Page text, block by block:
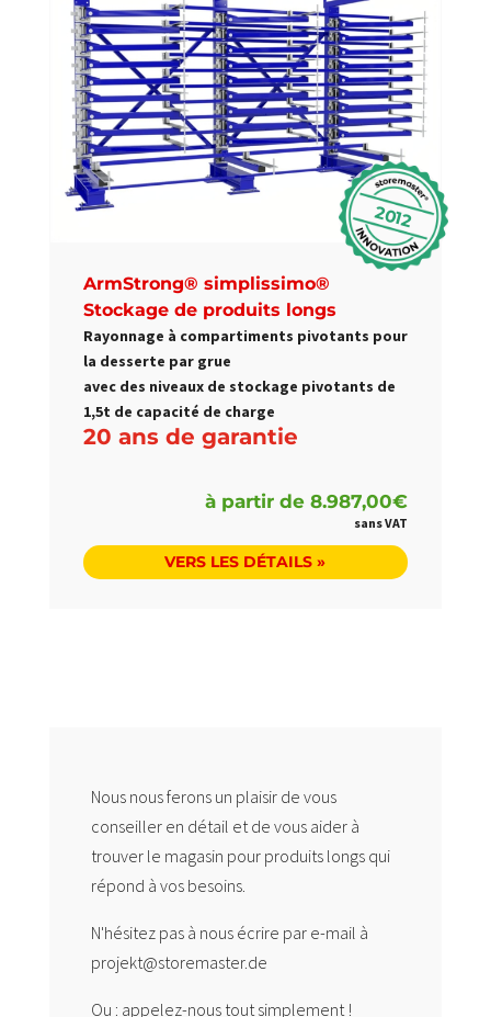
2012
ArmStrong® simplissimo®
Stockage de produits longs
Rayonnage à compartiments pivotants pour
la desserte par grue
avec des niveaux de stockage pivotants de
1,5t de capacité de charge
20 ans de garantie
à partir de8.987,00€
VERS LES DÉTAILS »
Nous nous ferons un plaisir de vous
conseiller en détail et de vous aider à
trouver le magasin pour produits longs qui
répond à vos besoins.
N'hésitez pas à nous écrire par e-mail à
projekt@storemaster.de
Ou : appelez-nous tout simplement !